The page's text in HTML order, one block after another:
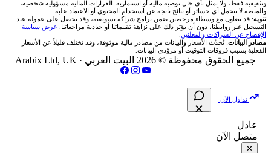
انتراكتيف بروكرز IBKR
شركات تداول في العراق
شركات تداول في فلسطين
🇯🇴 بورصة عمّان
🇧🇭 بورصة البحرين
فحص الأسهم الأمريكية الشرعي
📌 حاسبة النقاط المحورية
📏 حاسبة حجم المركز
📈 حاسبة عائد التداول
📊 حاسبة الربح التراكمي
💱 أسعار العملات والفوركس
💵 سعر الريال السعودي في مصر
📅 المؤشرات الاقتصادية
فريق المؤلفين
مقالات تعليمية
سياسة تقييم الشركات
الإبلاغ عن شركة نصابة
وتثقيفية فقط، ولا تمثل بأي حال توصية مالية أو استثمارية. القرارات المالية مسؤولية شخصية،
والمنصة لا تتحمل أي خسائر أو نتائج ناتجة عن استخدام المحتوى أو الاعتماد عليه.
تنويه: قد نتعاون مع وسطاء مرخصين ضمن برامج شراكة تسويقية، وقد نحصل على عمولة عند
التسجيل عبر روابطنا، دون أن يؤثر ذلك على نزاهة تقييماتنا أو حيادية مراجعاتنا. عرض سياسة
الإفصاح عن الشراكات والمعلنين
مصادر البيانات: تُحدَّث الأسعار والبيانات من مصادر مالية موثوقة، وقد تختلف قليلاً عن الأسعار
الفعلية بسبب فروقات التوقيت أو مزوّدي البيانات.
جميع الحقوق محفوظة © 2026 البيت العربي · Arabix Ltd, UK
تداول الآن
عادل
متصل الآن
✕